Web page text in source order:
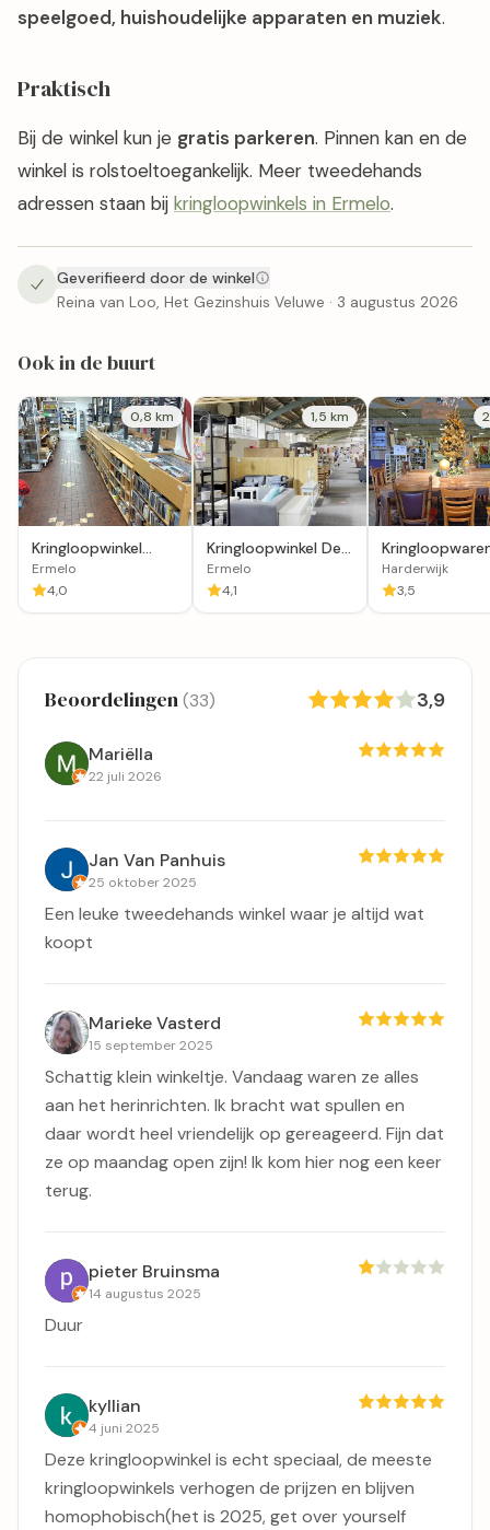
speelgoed, huishoudelijke apparaten en muziek.
Praktisch
Bij de winkel kun je gratis parkeren. Pinnen kan en de
winkel is rolstoeltoegankelijk. Meer tweedehands
adressen staan bij kringloopwinkels in Ermelo.
Geverifieerd door de winkel
Reina van Loo, Het Gezinshuis Veluwe · 3 augustus 2026
Ook in de buurt
0,8 km
Kringloopwinkel
Ermelo
Ermelo
4,0
1,5 km
Kringloopwinkel De
Zaak Van Ermelo
Ermelo
4,1
Het Goed
Harderwijk
Harderwijk
3,5
Beoordelingen(33) 3,9
Mariëlla
22 juli 2026
Jan Van Panhuis
25 oktober 2025
Een leuke tweedehands winkel waar je altijd wat
koopt
Marieke Vasterd
15 september 2025
Schattig klein winkeltje. Vandaag waren ze alles
aan het herinrichten. Ik bracht wat spullen en
daar wordt heel vriendelijk op gereageerd. Fijn dat
ze op maandag open zijn! Ik kom hier nog een keer
terug.
pieter Bruinsma
14 augustus 2025
Duur
kyllian
4 juni 2025
Deze kringloopwinkel is echt speciaal, de meeste
kringloopwinkels verhogen de prijzen en blijven
homophobisch(het is 2025, get over yourself